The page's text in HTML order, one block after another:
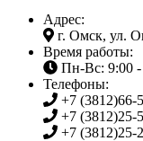
Адрес:
г. Омск, ул.
Время работы:
Пн-Вс: 9:00 -
Телефоны:
+7 (3812)66-
+7 (3812)25-
+7 (3812)25-